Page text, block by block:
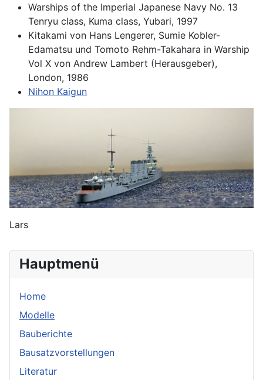
Hauptmenü
Home
Modelle
Bauberichte
Bausatzvorstellungen
Literatur
Warships of the Imperial Japanese Navy No. 13
Tenryu class, Kuma class, Yubari, 1997
Kitakami von Hans Lengerer, Sumie Kobler-
Edamatsu und Tomoto Rehm-Takahara in Warship
Vol X von Andrew Lambert (Herausgeber),
London, 1986
Nihon Kaigun
Lars